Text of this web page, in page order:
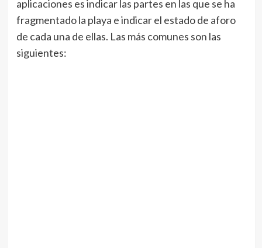
aplicaciones es indicar las partes en las que se ha
fragmentado la playa e indicar el estado de aforo
de cada una de ellas. Las más comunes son las
siguientes: